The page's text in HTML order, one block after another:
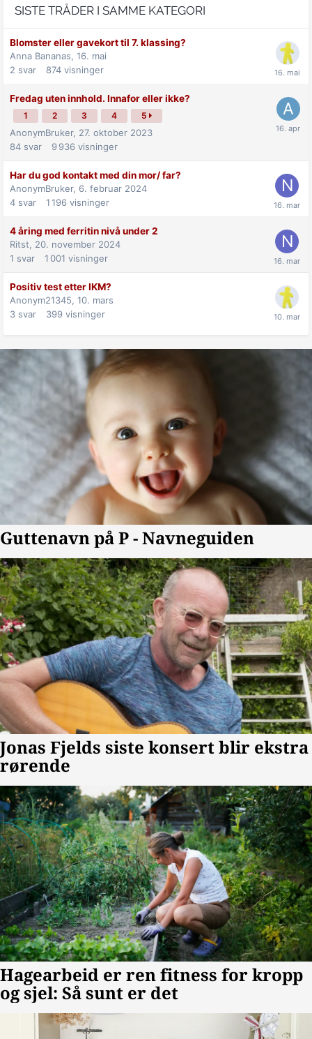
SISTE TRÅDER I SAMME KATEGORI
Blomster eller gavekort til 7. klassing?
Anna Bananas, 16. mai
2 svar 874 visninger
Fredag uten innhold. Innafor eller ikke?
1 2 3 4 5
AnonymBruker, 27. oktober 2023
84 svar 9 936 visninger
Har du god kontakt med din mor/ far?
AnonymBruker, 6. februar 2024
4 svar 1 196 visninger
4 åring med ferritin nivå under 2
Ritst, 20. november 2024
1 svar 1 001 visninger
Positiv test etter IKM?
Anonym21345, 10. mars
3 svar 399 visninger